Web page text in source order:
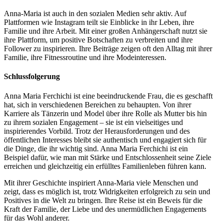
Anna-Maria ist auch in den sozialen Medien sehr aktiv. Auf
Plattformen wie Instagram teilt sie Einblicke in ihr Leben, ihre
Familie und ihre Arbeit. Mit einer großen Anhängerschaft nutzt sie
ihre Plattform, um positive Botschaften zu verbreiten und ihre
Follower zu inspirieren. Ihre Beiträge zeigen oft den Alltag mit ihrer
Familie, ihre Fitnessroutine und ihre Modeinteressen.
Schlussfolgerung
Anna Maria Ferchichi ist eine beeindruckende Frau, die es geschafft
hat, sich in verschiedenen Bereichen zu behaupten. Von ihrer
Karriere als Tänzerin und Model über ihre Rolle als Mutter bis hin
zu ihrem sozialen Engagement – sie ist ein vielseitiges und
inspirierendes Vorbild. Trotz der Herausforderungen und des
öffentlichen Interesses bleibt sie authentisch und engagiert sich für
die Dinge, die ihr wichtig sind. Anna Maria Ferchichi ist ein
Beispiel dafür, wie man mit Stärke und Entschlossenheit seine Ziele
erreichen und gleichzeitig ein erfülltes Familienleben führen kann.
Mit ihrer Geschichte inspiriert Anna-Maria viele Menschen und
zeigt, dass es möglich ist, trotz Widrigkeiten erfolgreich zu sein und
Positives in die Welt zu bringen. Ihre Reise ist ein Beweis für die
Kraft der Familie, der Liebe und des unermüdlichen Engagements
für das Wohl anderer.